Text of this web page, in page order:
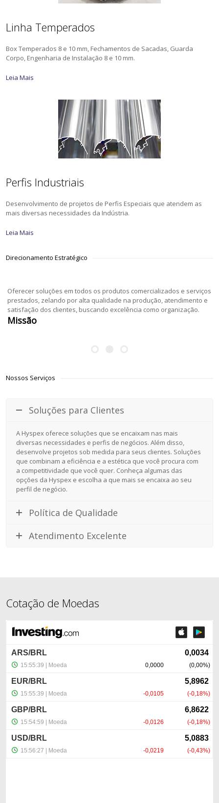
Linha Temperados
Box Temperados 8 e 10 mm, Fechamentos de Sacadas, Guarda
Corpo, Engenharia de Instalação 8 e 10 mm.
Leia Mais
Perfis Industriais
Desenvolvimento de projetos de Perfis Especiais que atendem as
mais diversas necessidades da Indústria.
Leia Mais
Direcionamento Estratégico
Oferecer soluções em todos os produtos comercializados e serviços
prestados, zelando por alta qualidade na produção, atendimento e
satisfação dos clientes, buscando excelência como organização.
Missão
Nossos Serviços
Soluções para Clientes
A Hyspex oferece soluções que se encaixam nas mais
diversas necessidades e perfis de negócios. Além disso,
desenvolve projetos sob medida para seus clientes. Soluções
que combinam a eficiência e a estética que você procura com
a competitividade que você quer. Conheça algumas das
opções da Hyspex e escolha a que mais se encaixa ao seu
perfil de negócio.
Política de Qualidade
Atendimento Excelente
Cotação de Moedas